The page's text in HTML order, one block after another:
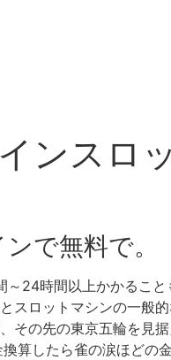
ンスロ
で無料で。
24時間以上かかるこ
スロットマシンの一般
その先の東京五輪を見
算したら雀の涙ほどの